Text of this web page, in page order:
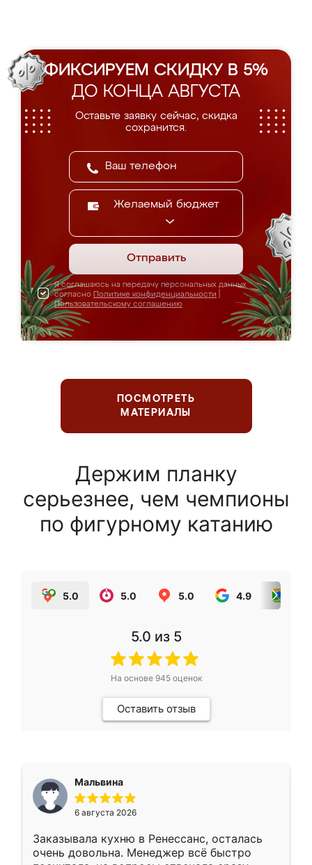
ФИКСИРУЕМ СКИДКУ В 5%
ДО КОНЦА АВГУСТА
Оставьте заявку сейчас, скидка
сохранится.
Желаемый бюджет
Отправить
Я соглашаюсь на передачу персональных данных
согласно Политике конфиденциальности
Пользовательскому соглашению
ПОСМОТРЕТЬ
МАТЕРИАЛЫ
Держим планку
серьезнее, чем чемпионы
по фигурному катанию
5.0 5.0 5.0 4.9
5.0 из 5
На основе 945оценок
Оставить отзыв
Мальвина
6 августа 2026
Заказывала кухню в Ренессанс, осталась
очень довольна. Менеджер всё быстро